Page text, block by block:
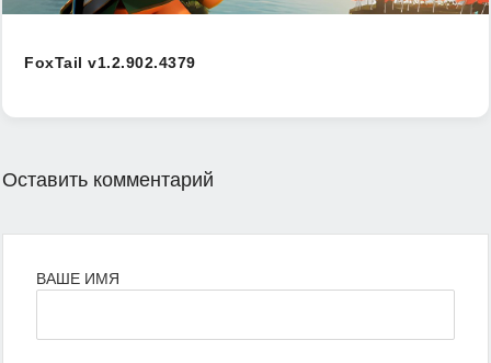
FoxTail v1.2.902.4379
Оставить комментарий
ВАШЕ ИМЯ